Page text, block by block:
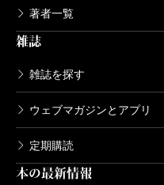
著者一覧
雑誌
雑誌を探す
ウェブマガジンとアプリ
定期購読
本の最新情報